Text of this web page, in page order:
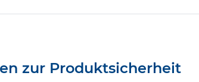
zur Produktsicherheit